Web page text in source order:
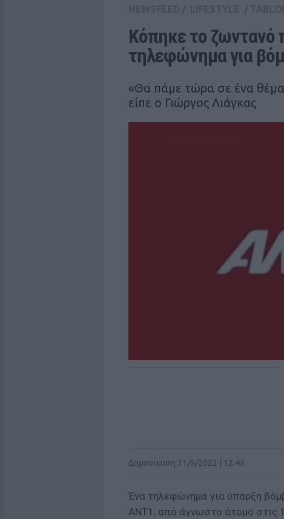
Κόπηκε το ζωντανό
τηλεφώνημα για
«Θα πάμε τώρα σε ένα
είπε ο Γιώργος Λιάγκας
Δημοσίευση 31/5/2022 | 12:45
Ένα τηλεφώνημα για ύπαρξη
ANT1, από άγνωστο άτομο στις